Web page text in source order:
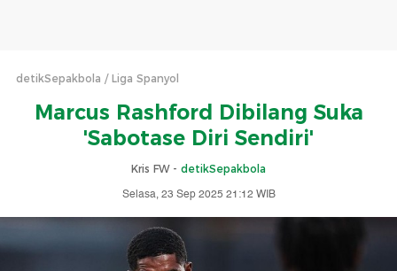
detikSepakbola Liga Spanyol
Marcus Rashford Dibilang Suka
'Sabotase Diri Sendiri'
Kris FW - detikSepakbola
Selasa, 23 Sep 2025 21:12 WIB